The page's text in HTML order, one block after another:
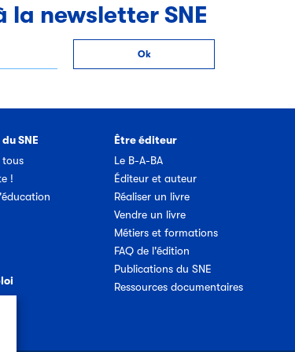
la newsletter SNE
SNE
tous
!
Être éditeur
Le B-A-BA
Éditeur et auteur
Réaliser un livre
Vendre un livre
Métiers et formations
FAQ de l'édition
Publications du SNE
Ressources documentaires